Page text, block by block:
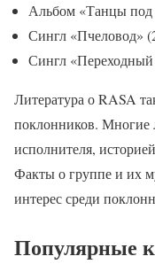
Альбом «Танцы под
Сингл «Пчеловод»
Сингл «Переходный
Литература о RASA
поклонников. Многие
исполнителя,
Факты о группе и их
интерес среди
Популярные